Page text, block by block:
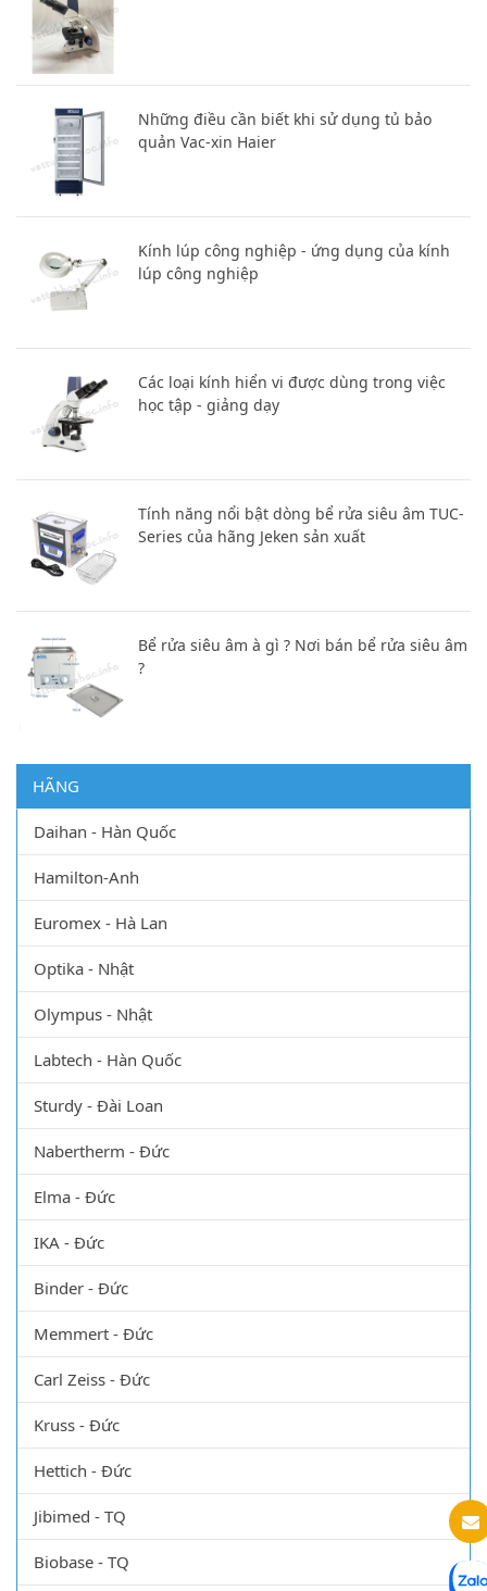
Những điều cần biết khi sử dụng tủ bảo
quản Vac-xin Haier
Kính lúp công nghiệp - ứng dụng của kính
lúp công nghiệp
Các loại kính hiển vi được dùng trong việc
học tập - giảng dạy
Tính năng nổi bật dòng bể rửa siêu âm TUC-
Series của hãng Jeken sản xuất
Bể rửa siêu âm à gì ? Nơi bán bể rửa siêu âm
?
HÃNG
Daihan - Hàn Quốc
Hamilton-Anh
Euromex - Hà Lan
Optika - Nhật
Olympus - Nhật
Labtech - Hàn Quốc
Sturdy - Đài Loan
Nabertherm - Đức
Elma - Đức
IKA - Đức
Binder - Đức
Memmert - Đức
Carl Zeiss - Đức
Kruss - Đức
Hettich - Đức
Jibimed - TQ
Biobase - TQ